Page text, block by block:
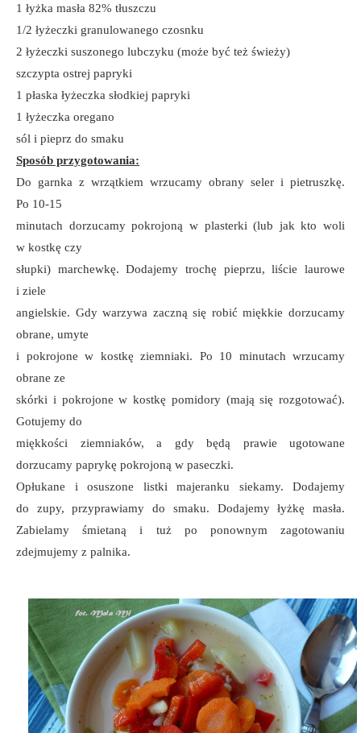
1 łyżka masła 82% tłuszczu
1/2 łyżeczki granulowanego czosnku
2 łyżeczki suszonego lubczyku (może być też świeży)
szczypta ostrej papryki
1 płaska łyżeczka słodkiej papryki
1 łyżeczka oregano
sól i pieprz do smaku
Sposób przygotowania:
Do garnka z wrzątkiem wrzucamy obrany seler i pietruszkę.
Po 10-15
minutach dorzucamy pokrojoną w plasterki (lub jak kto woli
w kostkę czy
słupki) marchewkę. Dodajemy trochę pieprzu, liście laurowe
i ziele
angielskie. Gdy warzywa zaczną się robić miękkie dorzucamy
obrane, umyte
i pokrojone w kostkę ziemniaki. Po 10 minutach wrzucamy
obrane ze
skórki i pokrojone w kostkę pomidory (mają się rozgotować).
Gotujemy do
miękkości ziemniaków, a gdy będą prawie ugotowane
dorzucamy paprykę pokrojoną w paseczki.
Opłukane i osuszone listki majeranku siekamy. Dodajemy
do zupy, przyprawiamy do smaku. Dodajemy łyżkę masła.
Zabielamy śmietaną i tuż po ponownym zagotowaniu
zdejmujemy z palnika.